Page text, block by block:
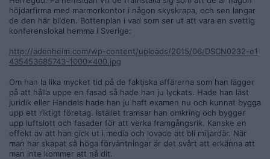
höjdarfirma med marmorkontor i någon skyskrapa, och sen langar
de den här bilden. Bottenplan i vad som ser ut att vara en svettig
konferenslokal hemma i Sverige:
http://adenheim.com/wp-content/uploads/2015/06/DSCN0232-e1
435453685743-1000x400.jpg
Om han la lika mycket tid på de faktiska affärerna som han lägger
på att hålla uppe en fasad så hade han ju lyckats. Hade han läst
juridik eller Handels hade han ju haft examen nu och kunnat bygga
upp ett riktigt företag. Istället tramsar han omkring och bygger
upp luftslott och fasader för att verka framgångsrik. Kanske en
effekt av att han gick ut i media och lovade att bli miljardär. När
man har skapat så höga förväntningar är det svårt att erkänna att
man inte kommer att nå dit.